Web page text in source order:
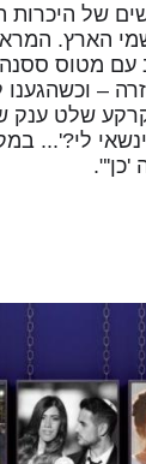
של היכרות
הארץ.
עם מטוס ססנה
–
שלט ענק
לי?'...
'כן'".